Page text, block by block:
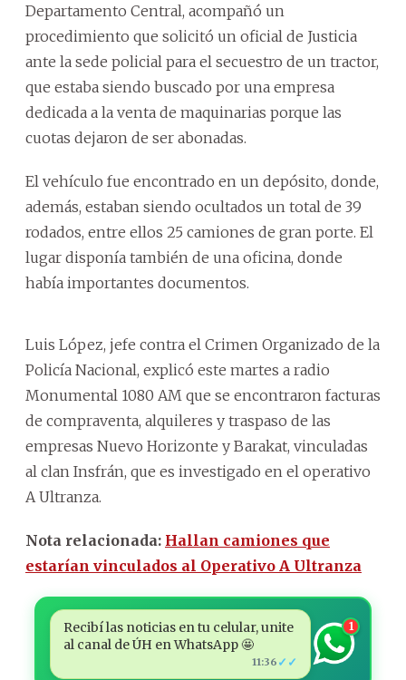
Departamento Central, acompañó un
procedimiento que solicitó un oficial de Justicia
ante la sede policial para el secuestro de un tractor,
que estaba siendo buscado por una empresa
dedicada a la venta de maquinarias porque las
cuotas dejaron de ser abonadas.
El vehículo fue encontrado en un depósito, donde,
además, estaban siendo ocultados un total de 39
rodados, entre ellos 25 camiones de gran porte. El
lugar disponía también de una oficina, donde
había importantes documentos.
Luis López, jefe contra el Crimen Organizado de la
Policía Nacional, explicó este martes a radio
Monumental 1080 AM que se encontraron facturas
de compraventa, alquileres y traspaso de las
empresas Nuevo Horizonte y Barakat, vinculadas
al clan Insfrán, que es investigado en el operativo
A Ultranza.
Nota relacionada: Hallan camiones que
estarían vinculados al Operativo A Ultranza
Recibí las noticias en tu celular, unite
al canal de ÚH en WhatsApp 🤩
11:36 ✓✓
1